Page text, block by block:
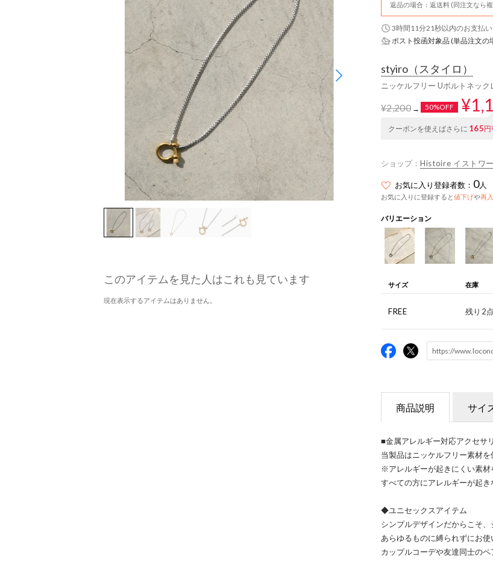
このアイテムを見た人はこれも見ています
現在表示するアイテムはありません。
返品の場合：返送料 (同注文なら
3時間11分21秒以内のお支払
ポスト投函対象品 (単品注文の
styiro （スタイロ）
ニッケルフリー Uボルトネック
¥2,200→ 50%OFF
クーポンを使えばさらに 165円
ショップ： Histoire イストワ
お気に入り登録者数： 0人
お気に入りに登録すると値下げや再
バリエーション
サイズ 在庫
FREE 残り2点
商品説明 サイ
■金属アレルギー対応アクセサ
当製品はニッケルフリー素材を
※アレルギーが起きにくい素材
すべての方にアレルギーが起き
◆ユニセックスアイテム
シンプルデザインだからこそ
あらゆるものに縛られずにお使
カップルコーデや友達同士のペ